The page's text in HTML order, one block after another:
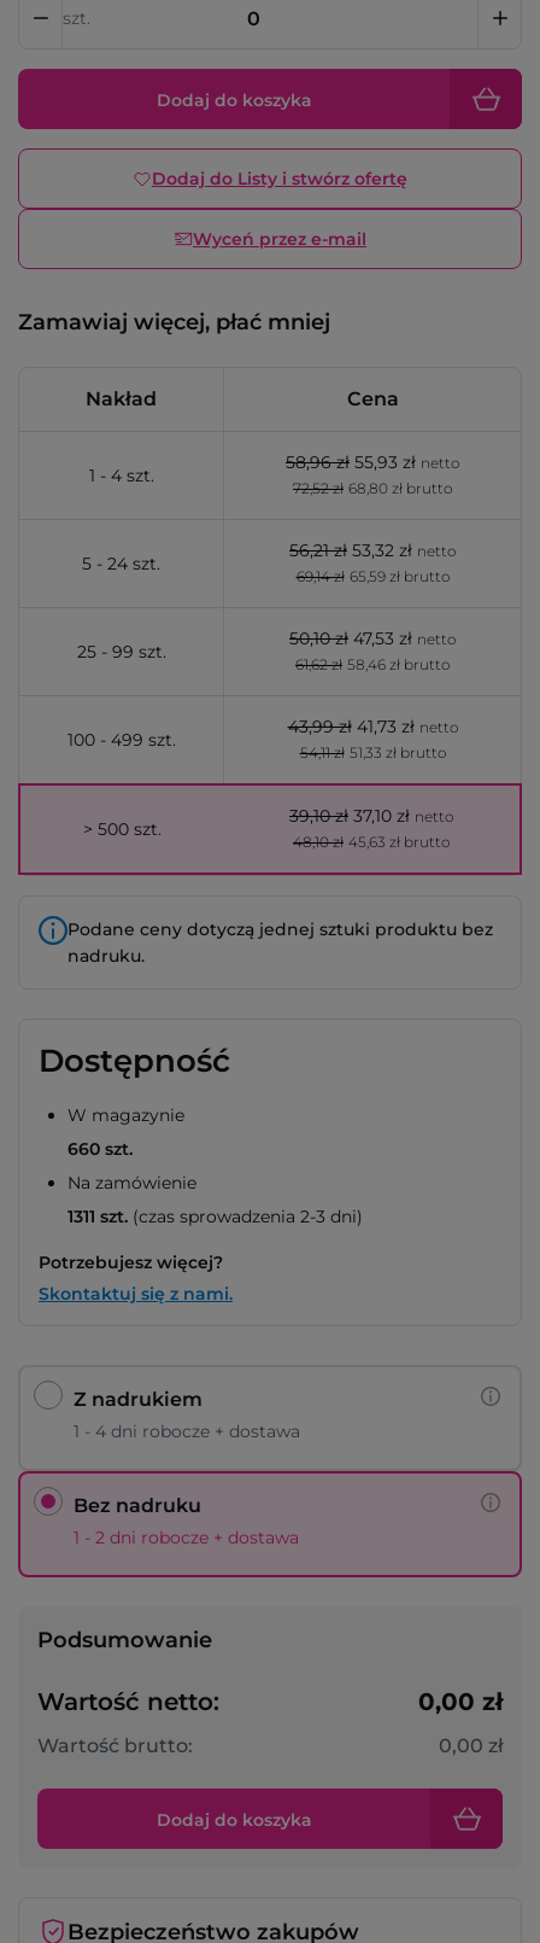
szt.
Dodaj do koszyka
Dodaj do Listy i stwórz ofertę
Wyceń przez e-mail
Zamawiaj więcej, płać mniej
Nakład Cena
1 - 4 szt.
58,96 zł 55,93 zł netto
72,52 zł 68,80 zł brutto
5 - 24 szt.
56,21 zł 53,32 zł netto
69,14 zł 65,59 zł brutto
25 - 99 szt.
50,10 zł 47,53 zł netto
61,62 zł 58,46 zł brutto
100 - 499 szt.
43,99 zł 41,73 zł netto
54,11 zł 51,33 zł brutto
> 500 szt.
39,10 zł 37,10 zł netto
48,10 zł 45,63 zł brutto
Podane ceny dotyczą jednej sztuki produktu bez
nadruku.
Dostępność
W magazynie
660 szt.
Na zamówienie
1311 szt. (czas sprowadzenia 2-3 dni)
Potrzebujesz więcej?
Skontaktuj się z nami.
Z nadrukiem
1 - 4 dni robocze + dostawa
Bez nadruku
1 - 2 dni robocze + dostawa
Podsumowanie
Wartość netto: 0,00 zł
Wartość brutto: 0,00 zł
Dodaj do koszyka
Bezpieczeństwo zakupów